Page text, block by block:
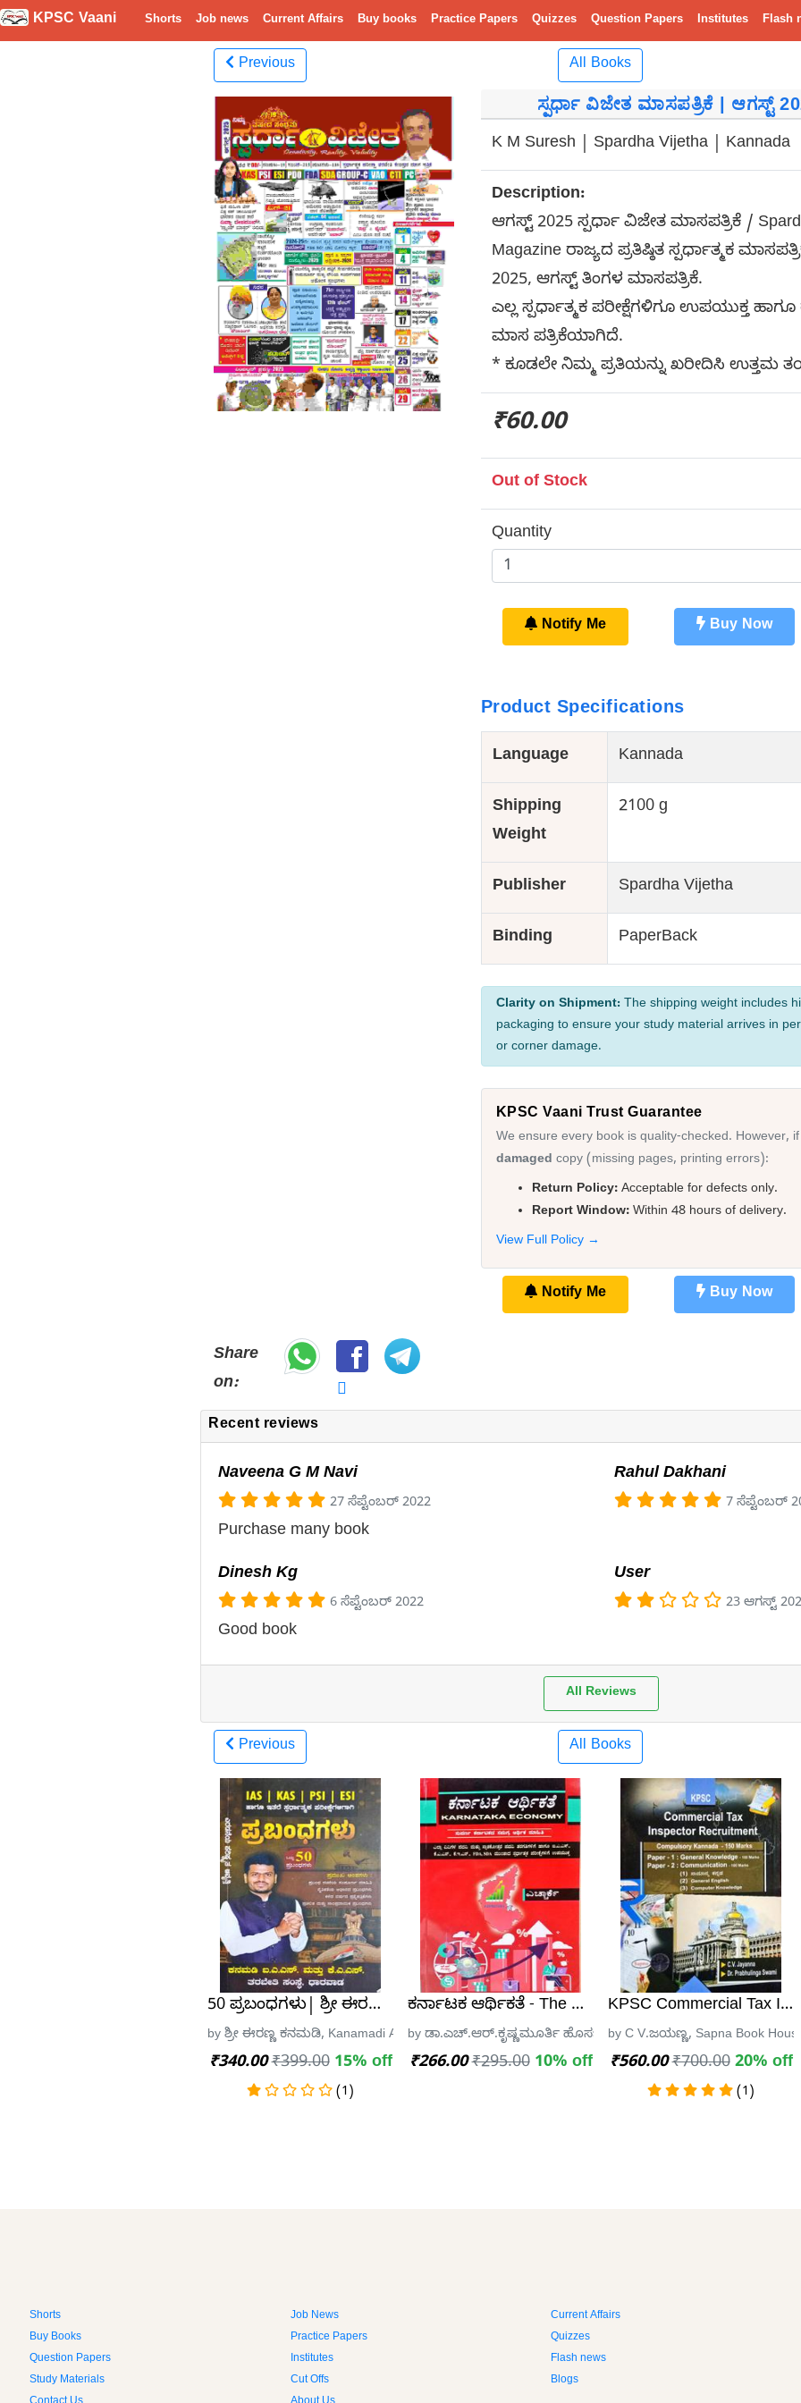
KPSC Vaani Shorts Job news Current Affairs Buy books Practice Papers Quizzes Question Papers Institutes Flash
Previous
All Books
ಸ್ಪರ್ಧಾ ವಿಜೇತ ಮಾಸಪತ್ರಿಕೆ | ಆಗಸ್ಟ್
K M Suresh | Spardha Vijetha | Kannada
Description:
ಆಗಸ್ಟ್ 2025 ಸ್ಪರ್ಧಾ ವಿಜೇತ ಮಾಸಪತ್ರಿಕೆ /
Magazine ರಾಜ್ಯದ ಪ್ರತಿಷ್ಠಿತ ಸ್ಪರ್ಧಾತ್ಮಕ
2025, ಆಗಸ್ಟ್ ತಿಂಗಳ ಮಾಸಪತ್ರಿಕೆ.
ಎಲ್ಲ ಸ್ಪರ್ಧಾತ್ಮಕ ಪರೀಕ್ಷೆಗಳಿಗೂ ಉಪಯುಕ್ತ
ಮಾಸ ಪತ್ರಿಕೆಯಾಗಿದೆ.
* ಕೂಡಲೇ ನಿಮ್ಮ ಪ್ರತಿಯನ್ನು ಖರೀದಿಸಿ ಉತ್ತಮ
₹60.00
Out of Stock
Quantity
Notify Me Buy Now
Product Specifications
Language Kannada
Shipping
Weight
2100 g
Publisher Spardha Vijetha
Binding PaperBack
Clarity on Shipment:The shipping weight includes
packaging to ensure your study material arrives in
or corner damage.
KPSC Vaani Trust Guarantee
We ensure every book is quality-checked. However,
damaged copy (missing pages, printing errors):
Return Policy:Acceptable for defects only.
Report Window:Within 48 hours of delivery.
View Full Policy →
Notify Me Buy Now
Share
on:
Recent reviews
Naveena G M Navi
27 ಸೆಪ್ಟೆಂಬರ್ 2022
Purchase many book
Rahul Dakhani
7 ಸೆಪ್ಟೆಂಬರ್
Dinesh Kg
6 ಸೆಪ್ಟೆಂಬರ್ 2022
Good book
User
23 ಆಗಸ್ಟ್
All Reviews
Previous All Books
50 ಪ್ರಬಂಧಗಳು| ಶ್ರೀ ಈರಣ್ಣ ಕನಮಡಿ| 2 nd Edition
by ಶ್ರೀ ಈರಣ್ಣ ಕನಮಡಿ, Kanamadi Academy Publications
₹340.00 ₹399.00 15% off
(1)
ಕರ್ನಾಟಕ ಆರ್ಥಿಕತೆ - The Karnataka Economy - HRK
by ಡಾ.ಎಚ್.ಆರ್.ಕೃಷ್ಣಮೂರ್ತಿ ಹೊಸಬೀಡು (Hrk), Sapna Book House
₹266.00 ₹295.00 10% off
KPSC Commercial Tax
by C V.ಜಯಣ್ಣ, Sapna Book
₹560.00 ₹700.00 20% off
(1)
Shorts Job News
Current Affairs
Buy Books
Practice Papers
Quizzes
Question Papers
Institutes
Flash news
Study Materials
Cut Offs
Blogs